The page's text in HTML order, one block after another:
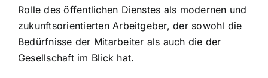
Rolle des öffentlichen Dienstes als modernen und
zukunftsorientierten Arbeitgeber, der sowohl die
Bedürfnisse der Mitarbeiter als auch die der
Gesellschaft im Blick hat.